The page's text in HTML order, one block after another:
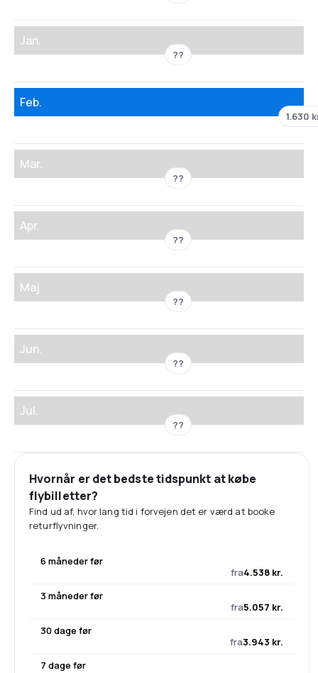
Jan.
??
Feb.
1.630
Mar.
??
Apr.
??
Maj
??
Jun.
??
Jul.
??
Hvornår er det bedste tidspunkt at købe
flybilletter?
Find ud af, hvor lang tid i forvejen det er værd at booke
returflyvninger.
6 måneder før
fra4.538 kr.
3 måneder før
fra5.057 kr.
30 dage før
fra3.943 kr.
7 dage før